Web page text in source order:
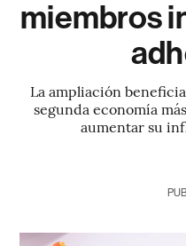
miembros
La ampliación
segunda economía
aumentar su